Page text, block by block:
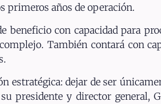
primeros años de operación.
con capacidad para
También contará con
estratégica: dejar de ser
presidente y director general,